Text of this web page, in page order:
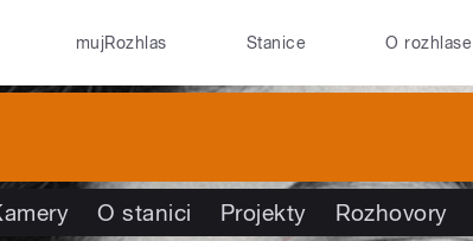
mujRozhlas Stanice O rozhlase
O stanici Projekty Rozhovory